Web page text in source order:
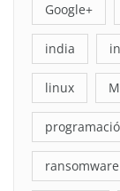
Google+
india
linux
ransomware